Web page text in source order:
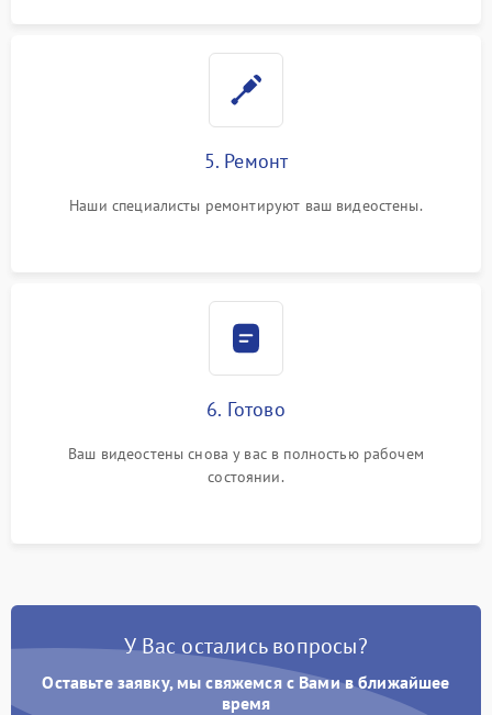
5. Ремонт
Наши специалисты ремонтируют ваш видеостены.
6. Готово
Ваш видеостены снова у вас в полностью рабочем
состоянии.
У Вас остались вопросы?
Оставьте заявку, мы свяжемся с Вами в ближайшее
время